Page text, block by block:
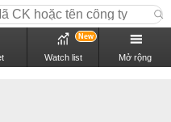
Watch list
New
Mở rộng